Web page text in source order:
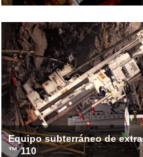
con una serie de opciones
del sitio Leer más >>
Equipo subterráneo de
™ 110